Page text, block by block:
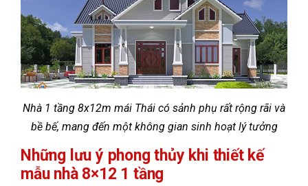
Nhà 1 tầng 8x12m mái Thái có sảnh phụ rất rộng rãi và
bề bế, mang đến một không gian sinh hoạt lý tưởng
Những lưu ý phong thủy khi thiết kế
mẫu nhà 8×12 1 tầng